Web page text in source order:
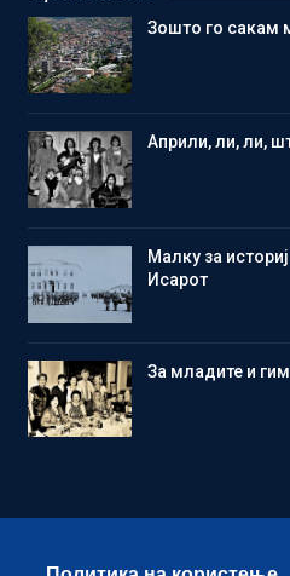
Зошто го сакам
Aприли, ли, ли,
Малку за
Исарот
Зa младите и